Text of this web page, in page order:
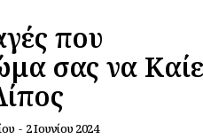
που
σας να
- 2 Ιουνίου 2024